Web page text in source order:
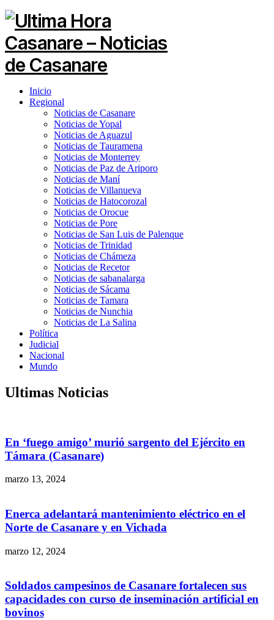
Inicio
Regional
Noticias de Casanare
Noticias de Yopal
Noticias de Aguazul
Noticias de Tauramena
Noticias de Monterrey
Noticias de Paz de Ariporo
Noticias de Maní
Noticias de Villanueva
Noticias de Hatocorozal
Noticias de Orocue
Noticias de Pore
Noticias de San Luis de Palenque
Noticias de Trinidad
Noticias de Chámeza
Noticias de Recetor
Noticias de sabanalarga
Noticias de Sácama
Noticias de Tamara
Noticias de Nunchia
Noticias de La Salina
Política
Judicial
Nacional
Mundo
Ultimas Noticias
En ‘fuego amigo’ murió sargento del Ejército en
Támara (Casanare)
marzo 13, 2024
Enerca adelantará mantenimiento eléctrico en el
Norte de Casanare y en Vichada
marzo 12, 2024
Soldados campesinos de Casanare fortalecen sus
capacidades con curso de inseminación artificial en
bovinos